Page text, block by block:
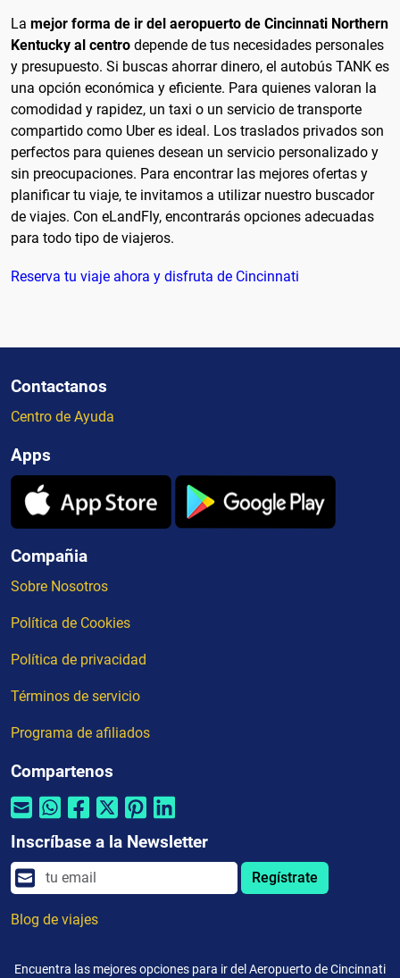
La mejor forma de ir del aeropuerto de Cincinnati Northern
Kentucky al centro depende de tus necesidades personales
y presupuesto. Si buscas ahorrar dinero, el autobús TANK es
una opción económica y eficiente. Para quienes valoran la
comodidad y rapidez, un taxi o un servicio de transporte
compartido como Uber es ideal. Los traslados privados son
perfectos para quienes desean un servicio personalizado y
sin preocupaciones. Para encontrar las mejores ofertas y
planificar tu viaje, te invitamos a utilizar nuestro buscador
de viajes. Con eLandFly, encontrarás opciones adecuadas
para todo tipo de viajeros.
Reserva tu viaje ahora y disfruta de Cincinnati
Contactanos
Centro de Ayuda
Apps
Compañia
Sobre Nosotros
Política de Cookies
Política de privacidad
Términos de servicio
Programa de afiliados
Compartenos
Inscríbase a la Newsletter
Regístrate
Blog de viajes
Encuentra las mejores opciones para ir del Aeropuerto de Cincinnati